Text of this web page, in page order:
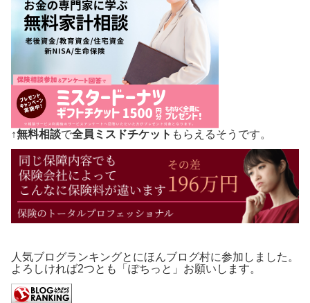
↑無料相談で全員ミスドチケット もらえるそうです。
人気ブログランキングとにほんブログ村に参加しました。
よろしければ2つとも「ぽちっと」お願いします。